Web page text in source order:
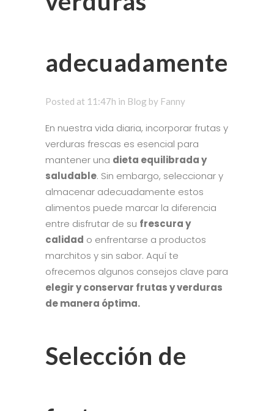
adecuadamente
Posted at 11:47h in Blog by Fanny
En nuestra vida diaria, incorporar frutas y
verduras frescas es esencial para
mantener una dieta equilibrada y
saludable. Sin embargo, seleccionar y
almacenar adecuadamente estos
alimentos puede marcar la diferencia
entre disfrutar de su frescura y
calidad o enfrentarse a productos
marchitos y sin sabor. Aquí te
ofrecemos algunos consejos clave para
elegir y conservar frutas y verduras
de manera óptima.
Selección de